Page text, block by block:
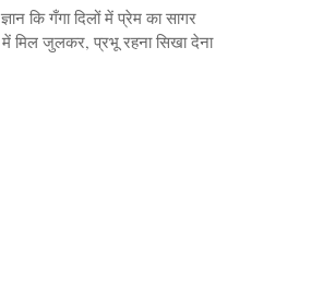
ज्ञान कि गँगा दिलों में प्रेम का सागर
मिल जुलकर, प्रभू रहना सिखा देना